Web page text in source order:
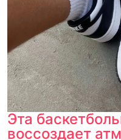
Эта
воссоздает